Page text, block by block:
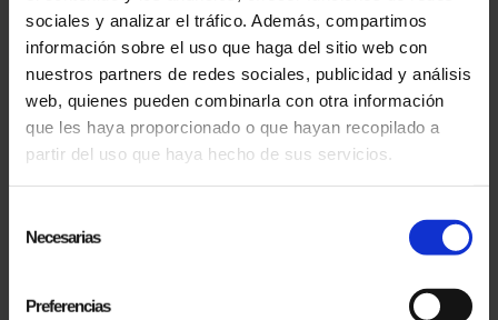
sociales y analizar el tráfico. Además, compartimos
información sobre el uso que haga del sitio web con
nuestros partners de redes sociales, publicidad y análisis
web, quienes pueden combinarla con otra información
que les haya proporcionado o que hayan recopilado a
partir del uso que haya hecho de sus servicios.
Necesarias
Preferencias
06.10.2024
PRESENTACIÓN DEL DOCUMENTAL "EL MAGO POP LANDS IN USA" EN EL FESTIVAL
INTERNACIONAL DE CINE FANTÁSTICO DE SITGES
El documental 'El Mago Pop Lands in USA' se
presentó oficialmente en el prestigioso Festival
Internacional de Cine Fantástico de Sitges, en
su 57ª...